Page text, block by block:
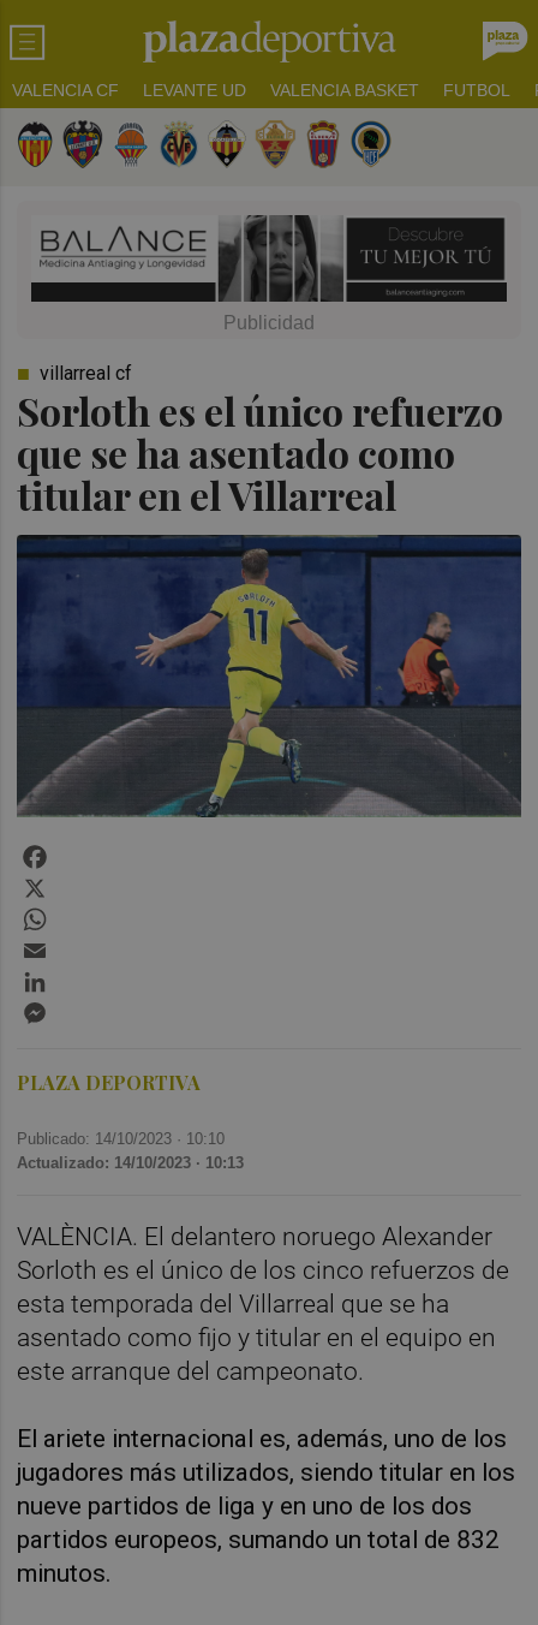
VALENCIA CF LEVANTE UD VALENCIA BASKET FUTBOL
Sorloth es el único refuerzo
que se ha asentado como
titular en el Villarreal
villarreal cf
PLAZA DEPORTIVA
Publicado: 14/10/2023 · 10:10
Actualizado: 14/10/2023 · 10:13
VALÈNCIA. El delantero noruego Alexander
Sorloth es el único de los cinco refuerzos de
esta temporada del Villarreal que se ha
asentado como fijo y titular en el equipo en
este arranque del campeonato.
El ariete internacional es, además, uno de los
jugadores más utilizados, siendo titular en los
nueve partidos de liga y en uno de los dos
partidos europeos, sumando un total de 832
minutos.